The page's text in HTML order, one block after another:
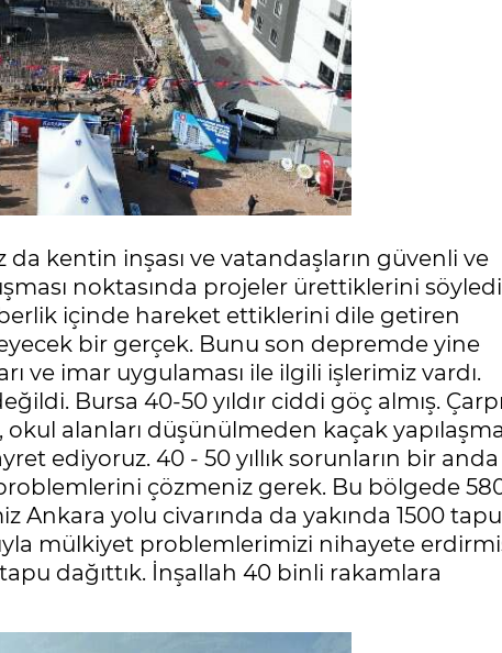
da kentin inşası ve vatandaşların güvenli ve
noktasında projeler ürettiklerini
içinde hareket ettiklerini dile getiren
bir gerçek. Bunu son depremde yine
ve imar uygulaması ile ilgili işlerimiz vardı.
Bursa 40-50 yıldır ciddi göç almış.
okul alanları düşünülmeden kaçak
ediyoruz. 40 - 50 yıllık sorunların bir anda
çözmeniz gerek. Bu bölgede
Ankara yolu civarında da yakında 1500 tapu
mülkiyet problemlerimizi nihayete
dağıttık. İnşallah 40 binli rakamlara